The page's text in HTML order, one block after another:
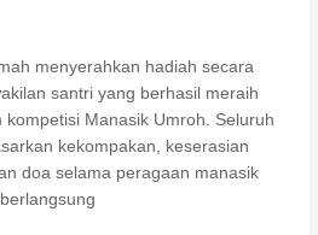
menyerahkan hadiah secara
santri yang berhasil meraih
Manasik Umroh. Seluruh
kekompakan, keserasian
doa selama peragaan manasik
berlangsung